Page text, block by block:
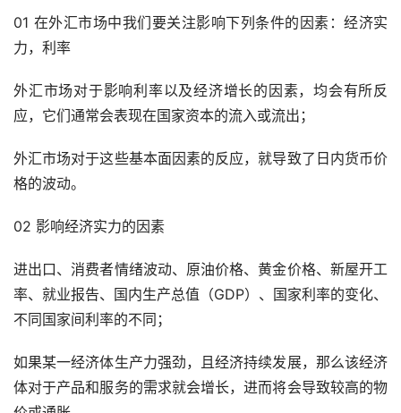
01 在外汇市场中我们要关注影响下列条件的因素：经济实
力，利率
外汇市场对于影响利率以及经济增长的因素，均会有所反
应，它们通常会表现在国家资本的流入或流出；
外汇市场对于这些基本面因素的反应，就导致了日内货币价
格的波动。
02 影响经济实力的因素
进出口、消费者情绪波动、原油价格、黄金价格、新屋开工
率、就业报告、国内生产总值（GDP）、国家利率的变化、
不同国家间利率的不同；
如果某一经济体生产力强劲，且经济持续发展，那么该经济
体对于产品和服务的需求就会增长，进而将会导致较高的物